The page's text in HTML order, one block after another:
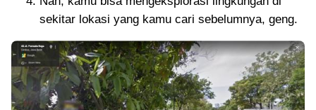
sekitar lokasi yang kamu cari sebelumnya, geng.